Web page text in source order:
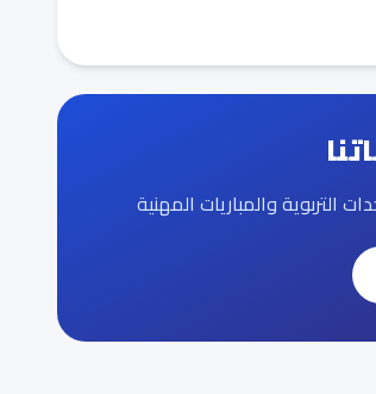
التربوية والمباريات المهنية